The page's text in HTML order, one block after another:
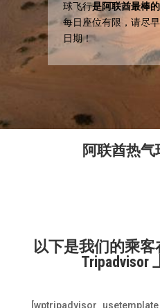
球飞行是阿联酋最棒
每日座位有限，请尽
日期！
阿联酋热
以下是我们的乘
Tripadvisor
[wptripadvisor_usetemplate